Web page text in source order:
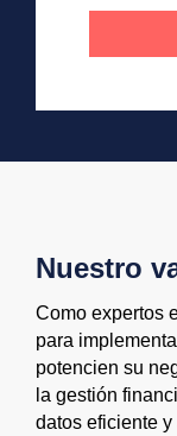
Nuestro
Como expertos
para
potencien su
la gestión
datos eficiente